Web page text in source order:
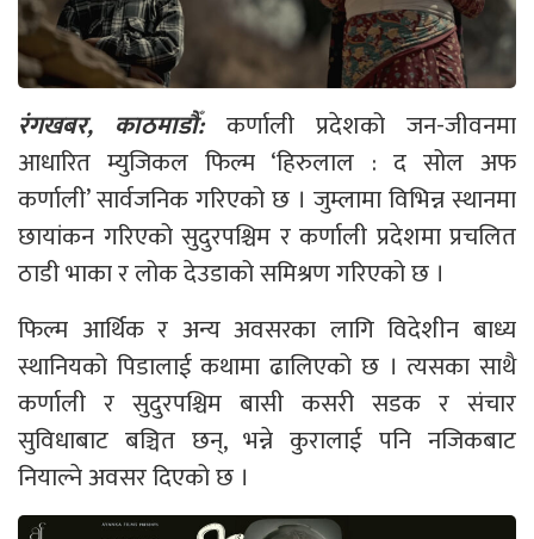
रंगखबर, काठमाडौँ: कर्णाली प्रदेशको जन-जीवनमा
आधारित म्युजिकल फिल्म ‘हिरुलाल : द सोल अफ
कर्णाली’ सार्वजनिक गरिएको छ । जुम्लामा विभिन्न स्थानमा
छायांकन गरिएको सुदुरपश्चिम र कर्णाली प्रदेशमा प्रचलित
ठाडी भाका र लोक देउडाको समिश्रण गरिएको छ ।
फिल्म आर्थिक र अन्य अवसरका लागि विदेशीन बाध्य
स्थानियको पिडालाई कथामा ढालिएको छ । त्यसका साथै
कर्णाली र सुदुरपश्चिम बासी कसरी सडक र संचार
सुविधाबाट बञ्चित छन्, भन्ने कुरालाई पनि नजिकबाट
नियाल्ने अवसर दिएको छ ।